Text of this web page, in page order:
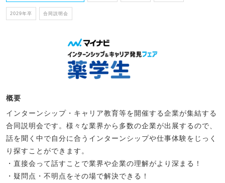
2029年卒 合同説明会
概要
インターンシップ・キャリア教育等を開催する企業が集結する
合同説明会です。様々な業界から多数の企業が出展するので、
話を聞く中で自分に合うインターンシップや仕事体験をじっく
り探すことができます。
・直接会って話すことで業界や企業の理解がより深まる！
・疑問点・不明点をその場で解決できる！